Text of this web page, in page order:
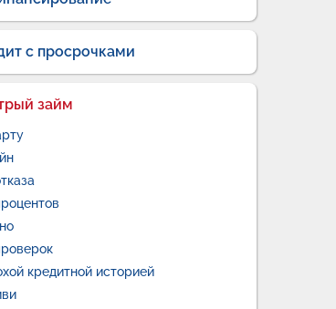
с просрочками
займ
кредитной историей